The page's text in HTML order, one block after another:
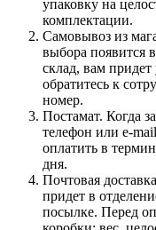
упаковку на
комплектации.
Самовывоз из
выбора появится
склад, вам придет
обратитесь к
номер.
Постамат. Когда
телефон или e-
оплатить в
дня.
Почтовая
придет в
посылке. Перед